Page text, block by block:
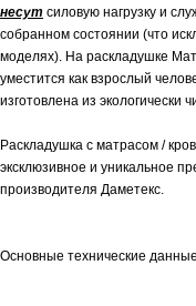
несут силовую нагрузку и
собранном состоянии (что
моделях). На раскладушке
уместится как взрослый
изготовлена из экологически
Раскладушка с матрасом /
эксклюзивное и уникальное
производителя Даметекс.
Основные технические